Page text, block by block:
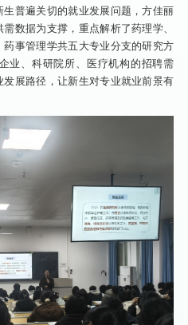
普遍关切的就业发展问题，方佳丽
数据为支撑，重点解析了药理学、
事管理学共五大专业分支的研究方
业、科研院所、医疗机构的招聘需
展路径，让新生对专业就业前景有